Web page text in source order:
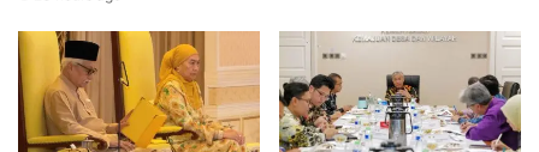
a
r
p
a
K
a
i
g
o